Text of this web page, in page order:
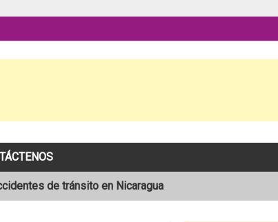
de tránsito en Nicaragua